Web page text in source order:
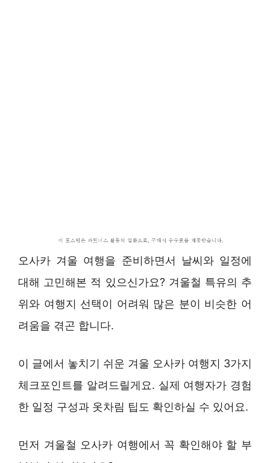
오사카 겨울 여행을 준비하면서 날씨와 일정에
대해 고민해본 적 있으신가요? 겨울철 특유의 추
위와 여행지 선택이 어려워 많은 분이 비슷한 어
려움을 겪곤 합니다.
이 글에서 놓치기 쉬운 겨울 오사카 여행지 3가지
체크포인트를 알려드릴게요. 실제 여행자가 경험
한 일정 구성과 옷차림 팁도 확인하실 수 있어요.
먼저 겨울철 오사카 여행에서 꼭 확인해야 할 부